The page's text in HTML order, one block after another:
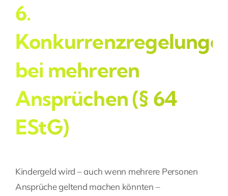
6.
bei mehreren
Ansprüchen (§ 64
EStG)
Kindergeld wird – auch wenn mehrere Personen
Ansprüche geltend machen könnten –